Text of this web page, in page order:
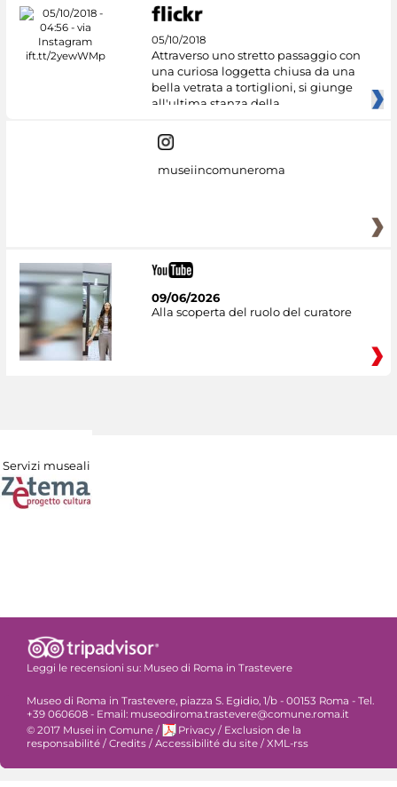
05/10/2018
Attraverso uno stretto passaggio con
una curiosa loggetta chiusa da una
bella vetrata a tortiglioni, si giunge
all'ultima stanza della
museiincomuneroma
09/06/2026
Alla scoperta del ruolo del curatore
Servizi museali
Leggi le recensioni su: Museo di Roma in Trastevere
Museo di Roma in Trastevere, piazza S. Egidio, 1/b - 00153 Roma - Tel.
+39 060608 - Email: museodiroma.trastevere@comune.roma.it
© 2017 Musei in Comune / Privacy / Exclusion de la
responsabilité / Credits / Accessibilité du site / XML-rss